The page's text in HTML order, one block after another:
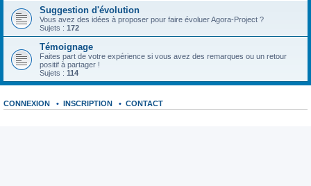
Suggestion d'évolution
Vous avez des idées à proposer pour faire évoluer Agora-Project ?
Sujets : 172
Témoignage
Faites part de votre expérience si vous avez des remarques ou un retour
positif à partager !
Sujets : 114
CONNEXION • INSCRIPTION • CONTACT